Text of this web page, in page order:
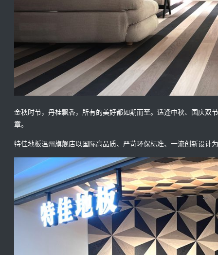
金秋时节，丹桂飘香，所有的美好都如期而至。适逢中秋、国庆双
章。
特佳地板温州旗舰店以国际高品质、严苛环保标准、一流创新设计